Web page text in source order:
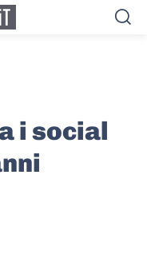
i social